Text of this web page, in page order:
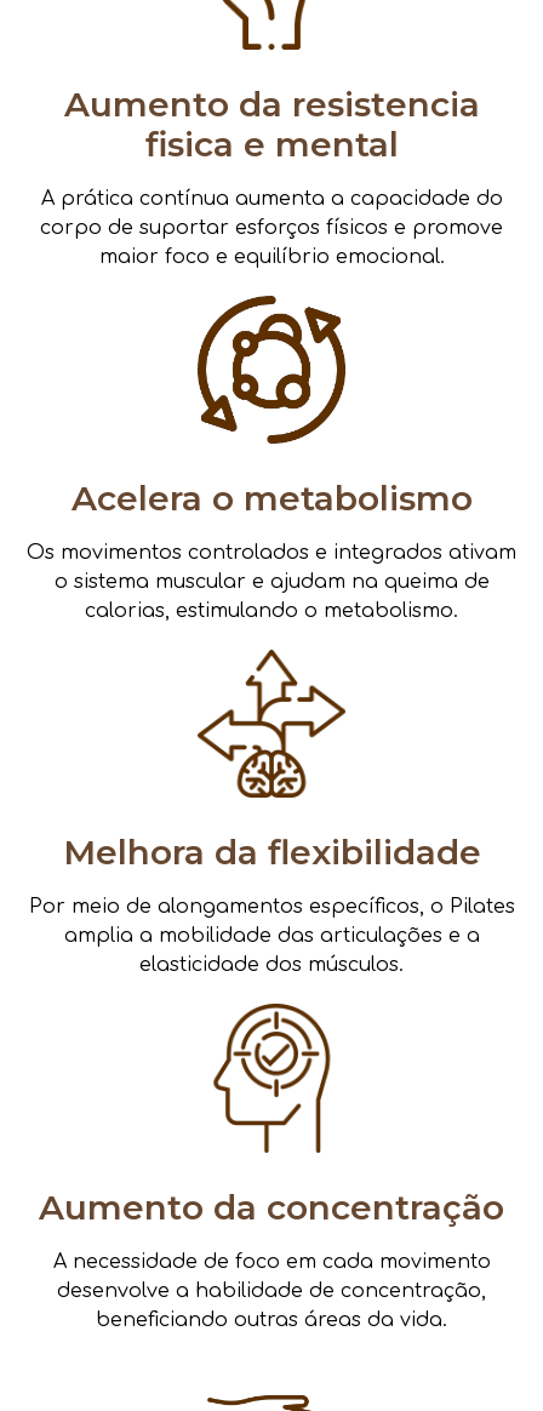
Aumento da resistencia
fisica e mental
A prática contínua aumenta a capacidade do
corpo de suportar esforços físicos e promove
maior foco e equilíbrio emocional.
Acelera o metabolismo
Os movimentos controlados e integrados ativam
o sistema muscular e ajudam na queima de
calorias, estimulando o metabolismo.
Melhora da flexibilidade
Por meio de alongamentos específicos, o Pilates
amplia a mobilidade das articulações e a
elasticidade dos músculos.
Aumento da concentração
A necessidade de foco em cada movimento
desenvolve a habilidade de concentração,
beneficiando outras áreas da vida.